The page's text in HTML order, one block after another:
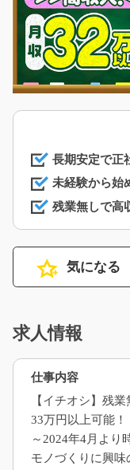
長期安定で正
未経験から始
残業無しで高
気になる
求人情報
仕事内容
【イチオシ】残
33万円以上可能！
～2024年4月より
モノづくりに興味